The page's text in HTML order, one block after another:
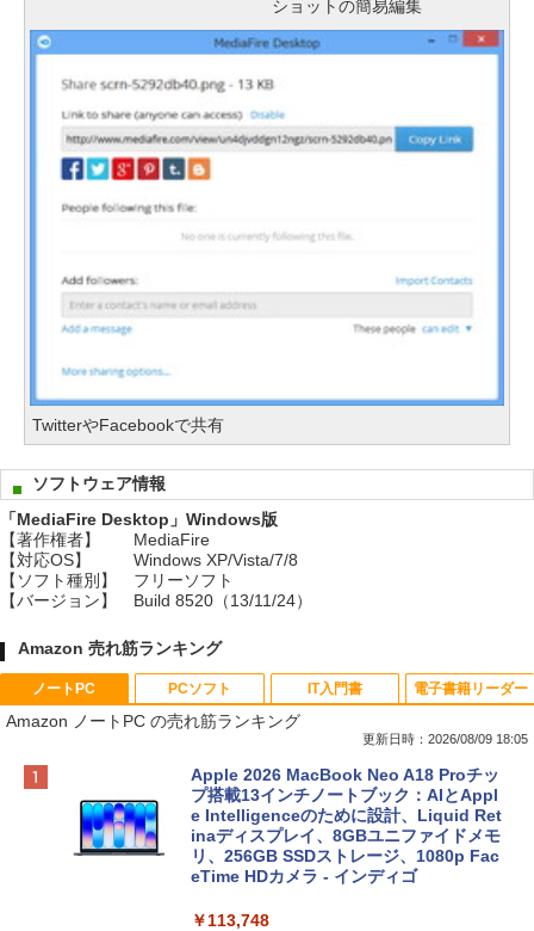
ショットの簡易編集
TwitterやFacebookで共有
ソフトウェア情報
「MediaFire Desktop」Windows版
【著作権者】
MediaFire
【対応OS】
Windows XP/Vista/7/8
【ソフト種別】
フリーソフト
【バージョン】
Build 8520（13/11/24）
Amazon 売れ筋ランキング
ノートPC
Amazon ノートPC の売れ筋ランキング
更新日時：2026/08/09 18:05
Apple 2026 MacBook Neo A18 Proチッ
プ搭載13インチノートブック：AIとAppl
e Intelligenceのために設計、Liquid Ret
inaディスプレイ、8GBユニファイドメモ
リ、256GB SSDストレージ、1080p Fac
eTime HDカメラ - インディゴ
￥113,748
PCソフト IT入門書 電子書籍リーダー